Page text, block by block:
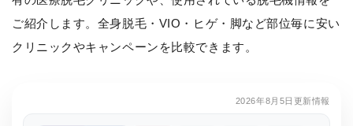
ご紹介します。全身脱毛・VIO・ヒゲ・脚など部位毎に安い
クリニックやキャンペーンを比較できます。
2026年8月5日更新情報